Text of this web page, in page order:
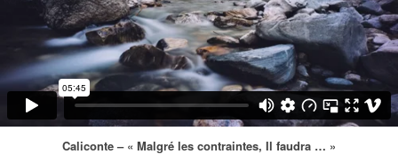
Caliconte – « Malgré les contraintes, Il faudra … »